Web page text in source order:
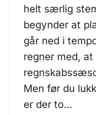
helt særlig
begynder at
går ned i
regner med,
Men før du
er der to…